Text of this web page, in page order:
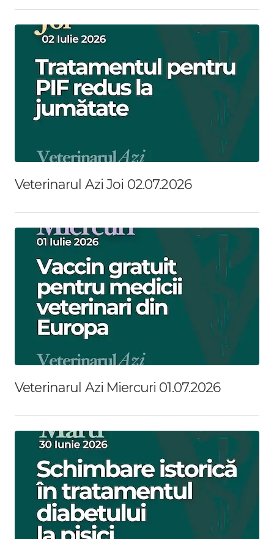
Veterinarul Azi Joi 02.07.2026
Veterinarul Azi Miercuri 01.07.2026